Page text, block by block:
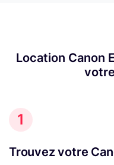
Location Canon
1
Trouvez votre